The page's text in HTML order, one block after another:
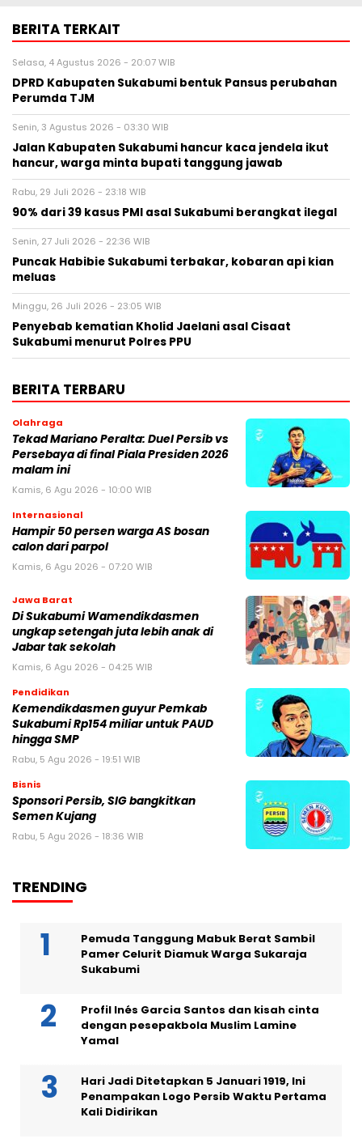
BERITA TERKAIT
Selasa, 4 Agustus 2026 - 20:07 WIB
DPRD Kabupaten Sukabumi bentuk Pansus perubahan
Perumda TJM
Senin, 3 Agustus 2026 - 03:30 WIB
Jalan Kabupaten Sukabumi hancur kaca jendela ikut
hancur, warga minta bupati tanggung jawab
Rabu, 29 Juli 2026 - 23:18 WIB
90% dari 39 kasus PMI asal Sukabumi berangkat ilegal
Senin, 27 Juli 2026 - 22:36 WIB
Puncak Habibie Sukabumi terbakar, kobaran api kian
meluas
Minggu, 26 Juli 2026 - 23:05 WIB
Penyebab kematian Kholid Jaelani asal Cisaat
Sukabumi menurut Polres PPU
BERITA TERBARU
Olahraga
Tekad Mariano Peralta: Duel Persib vs
Persebaya di final Piala Presiden 2026
malam ini
Kamis, 6 Agu 2026 - 10:00 WIB
Internasional
Hampir 50 persen warga AS bosan
calon dari parpol
Kamis, 6 Agu 2026 - 07:20 WIB
Jawa Barat
Di Sukabumi Wamendikdasmen
ungkap setengah juta lebih anak di
Jabar tak sekolah
Kamis, 6 Agu 2026 - 04:25 WIB
Pendidikan
Kemendikdasmen guyur Pemkab
Sukabumi Rp154 miliar untuk PAUD
hingga SMP
Rabu, 5 Agu 2026 - 19:51 WIB
Bisnis
Sponsori Persib, SIG bangkitkan
Semen Kujang
Rabu, 5 Agu 2026 - 18:36 WIB
TRENDING
Pemuda Tanggung Mabuk Berat Sambil
Pamer Celurit Diamuk Warga Sukaraja
Sukabumi
Profil Inés Garcia Santos dan kisah cinta
dengan pesepakbola Muslim Lamine
Yamal
Hari Jadi Ditetapkan 5 Januari 1919, Ini
Penampakan Logo Persib Waktu Pertama
Kali Didirikan